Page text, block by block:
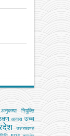
अनुकम्पा नियुक्ति
आवास उच्च
उत्तराखण्ड